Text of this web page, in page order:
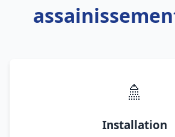
🚿
Installation